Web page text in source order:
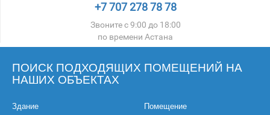
+7 707 278 78 78
Звоните с 9:00 до 18:00
по времени Астана
ПОИСК ПОДХОДЯЩИХ ПОМЕЩЕНИЙ НА
НАШИХ ОБЪЕКТАХ
Здание Помещение